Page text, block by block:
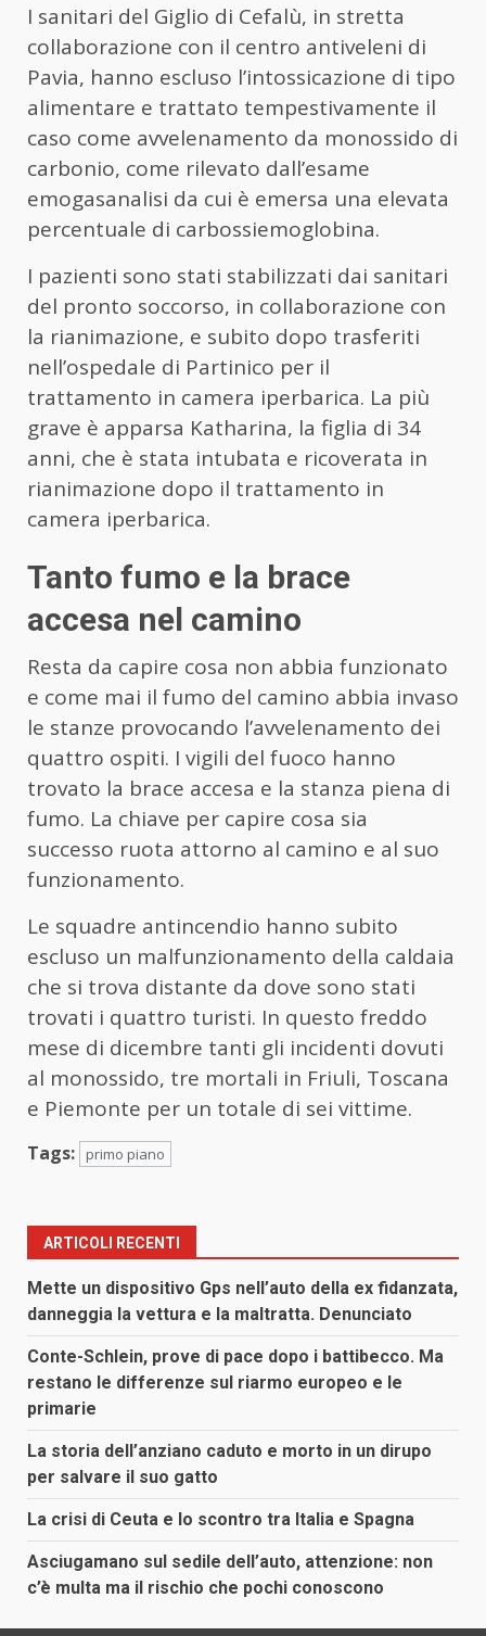
I sanitari del Giglio di Cefalù, in stretta
collaborazione con il centro antiveleni di
Pavia, hanno escluso l’intossicazione di tipo
alimentare e trattato tempestivamente il
caso come avvelenamento da monossido di
carbonio, come rilevato dall’esame
emogasanalisi da cui è emersa una elevata
percentuale di carbossiemoglobina.
I pazienti sono stati stabilizzati dai sanitari
del pronto soccorso, in collaborazione con
la rianimazione, e subito dopo trasferiti
nell’ospedale di Partinico per il
trattamento in camera iperbarica. La più
grave è apparsa Katharina, la figlia di 34
anni, che è stata intubata e ricoverata in
rianimazione dopo il trattamento in
camera iperbarica.
Tanto fumo e la brace
accesa nel camino
Resta da capire cosa non abbia funzionato
e come mai il fumo del camino abbia invaso
le stanze provocando l’avvelenamento dei
quattro ospiti. I vigili del fuoco hanno
trovato la brace accesa e la stanza piena di
fumo. La chiave per capire cosa sia
successo ruota attorno al camino e al suo
funzionamento.
Le squadre antincendio hanno subito
escluso un malfunzionamento della caldaia
che si trova distante da dove sono stati
trovati i quattro turisti. In questo freddo
mese di dicembre tanti gli incidenti dovuti
al monossido, tre mortali in Friuli, Toscana
e Piemonte per un totale di sei vittime.
Tags: primo piano
ARTICOLI RECENTI
Mette un dispositivo Gps nell’auto della ex fidanzata,
danneggia la vettura e la maltratta. Denunciato
Conte-Schlein, prove di pace dopo i battibecco. Ma
restano le differenze sul riarmo europeo e le
primarie
La storia dell’anziano caduto e morto in un dirupo
per salvare il suo gatto
La crisi di Ceuta e lo scontro tra Italia e Spagna
Asciugamano sul sedile dell’auto, attenzione: non
c’è multa ma il rischio che pochi conoscono